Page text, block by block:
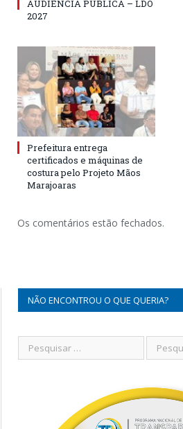
AUDIÊNCIA PÚBLICA – LDO
2027
Prefeitura entrega
certificados e máquinas de
costura pelo Projeto Mãos
Marajoaras
Os comentários estão fechados.
NÃO ENCONTROU O QUE QUERIA?